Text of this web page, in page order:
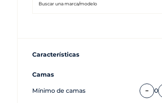
Características
Camas
Mínimo de camas - 0